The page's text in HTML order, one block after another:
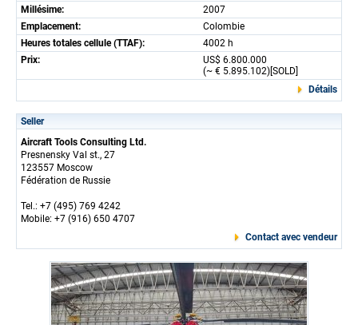
Millésime:
2007
Emplacement:
Colombie
Heures totales cellule (TTAF):
4002 h
Prix:
US$ 6.800.000
(~ € 5.895.102)[SOLD]
Détails
Seller
Aircraft Tools Consulting Ltd.
Presnensky Val st., 27
123557 Moscow
Fédération de Russie
Tel.: +7 (495) 769 4242
Mobile: +7 (916) 650 4707
Contact avec vendeur